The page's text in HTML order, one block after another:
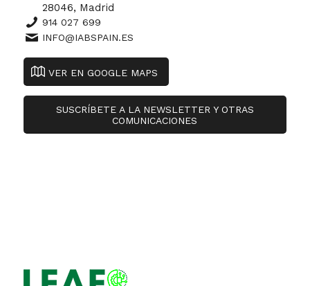
28046, Madrid
914 027 699
INFO@IABSPAIN.ES
VER EN GOOGLE MAPS
SUSCRÍBETE A LA NEWSLETTER Y OTRAS
COMUNICACIONES